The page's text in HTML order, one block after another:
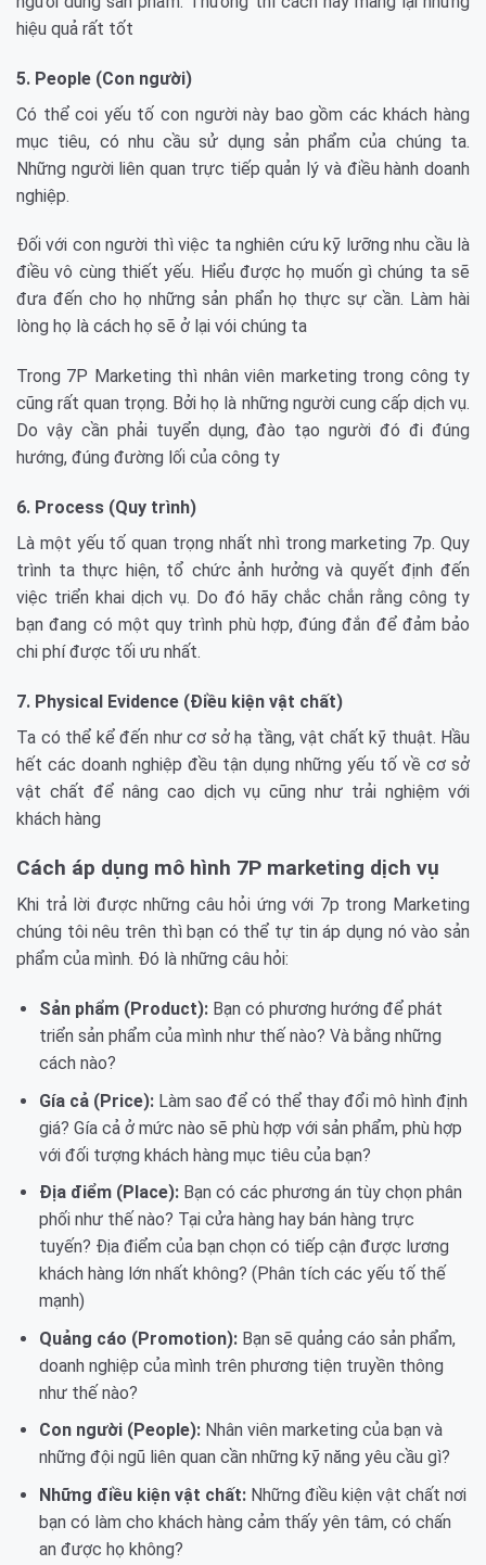
hiệu quả rất tốt
5. People (Con người)
Có thể coi yếu tố con người này bao gồm các khách hàng
mục tiêu, có nhu cầu sử dụng sản phẩm của chúng ta.
Những người liên quan trực tiếp quản lý và điều hành doanh
nghiệp.
Đối với con người thì việc ta nghiên cứu kỹ lưỡng nhu cầu là
điều vô cùng thiết yếu. Hiểu được họ muốn gì chúng ta sẽ
đưa đến cho họ những sản phẩn họ thực sự cần. Làm hài
lòng họ là cách họ sẽ ở lại vói chúng ta
Trong 7P Marketing thì nhân viên marketing trong công ty
cũng rất quan trọng. Bởi họ là những người cung cấp dịch vụ.
Do vậy cần phải tuyển dụng, đào tạo người đó đi đúng
hướng, đúng đường lối của công ty
6. Process (Quy trình)
Là một yếu tố quan trọng nhất nhì trong marketing 7p. Quy
trình ta thực hiện, tổ chức ảnh hưởng và quyết định đến
việc triển khai dịch vụ. Do đó hãy chắc chắn rằng công ty
bạn đang có một quy trình phù hợp, đúng đắn để đảm bảo
chi phí được tối ưu nhất.
7. Physical Evidence (Điều kiện vật chất)
Ta có thể kể đến như cơ sở hạ tầng, vật chất kỹ thuật. Hầu
hết các doanh nghiệp đều tận dụng những yếu tố về cơ sở
vật chất để nâng cao dịch vụ cũng như trải nghiệm với
khách hàng
Cách áp dụng mô hình 7P marketing dịch vụ
Khi trả lời được những câu hỏi ứng với 7p trong Marketing
chúng tôi nêu trên thì bạn có thể tự tin áp dụng nó vào sản
phẩm của mình. Đó là những câu hỏi:
Sản phẩm (Product): Bạn có phương hướng để phát
triển sản phẩm của mình như thế nào? Và bằng những
cách nào?
Gía cả (Price): Làm sao để có thể thay đổi mô hình định
giá? Gía cả ở mức nào sẽ phù hợp với sản phẩm, phù hợp
với đối tượng khách hàng mục tiêu của bạn?
Địa điểm (Place): Bạn có các phương án tùy chọn phân
phối như thế nào? Tại cửa hàng hay bán hàng trực
tuyến? Địa điểm của bạn chọn có tiếp cận được lương
khách hàng lớn nhất không? (Phân tích các yếu tố thế
mạnh)
Quảng cáo (Promotion): Bạn sẽ quảng cáo sản phẩm,
doanh nghiệp của mình trên phương tiện truyền thông
như thế nào?
Con người (People): Nhân viên marketing của bạn và
những đội ngũ liên quan cần những kỹ năng yêu cầu gì?
Những điều kiện vật chất: Những điều kiện vật chất nơi
bạn có làm cho khách hàng cảm thấy yên tâm, có chấn
an được họ không?